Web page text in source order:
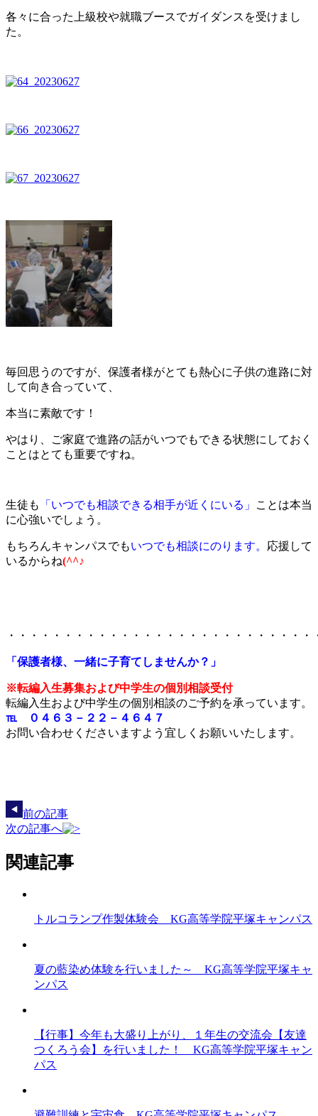
各々に合った上級校や就職ブースでガイダンスを受けまし
た。
毎回思うのですが、保護者様がとても熱心に子供の進路に対
して向き合っていて、
本当に素敵です！
やはり、ご家庭で進路の話がいつでもできる状態にしておく
ことはとても重要ですね。
生徒も 「いつでも相談できる相手が近くにいる」
ことは本当
に心強いでしょう。
もちろんキャンパスでもいつでも相談にのります。 応援して
いるからね(^^♪
・・・・・・・・・・・・・・・・・・・・・・・・・・
「保護者様、一緒に子育てしませんか？」
※転編入生募集および中学生の個別相談受付
転編入生および中学生の個別相談のご予約を承っています。
℡ ０４６３－２２－４６４７
お問い合わせくださいますよう宜しくお願いいたします。
前の記事
次の記事へ
関連記事
トルコランプ作製体験会 KG高等学院平塚キャンパス
夏の藍染め体験を行いました～ KG高等学院平塚キャ
ンパス
【行事】今年も大盛り上がり、１年生の交流会【友達
つくろう会】を行いました！ KG高等学院平塚キャン
パス